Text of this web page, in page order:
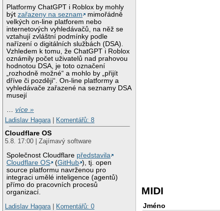
Platformy ChatGPT i Roblox by mohly
býtzařazeny na seznam
mimořádně
velkých on-line platforem nebo
internetových vyhledávačů, na něž se
vztahují zvláštní podmínky podle
nařízení o digitálních službách (DSA).
Vzhledem k tomu, že ChatGPT i Roblox
oznámily počet uživatelů nad prahovou
hodnotou DSA, je toto označení
„rozhodně možné“ a mohlo by „přijít
dříve či později“. On-line platformy a
vyhledávače zařazené na seznamy DSA
musejí
…více »
Ladislav Hagara| Komentářů: 8
Cloudflare OS
5.8. 17:00 | Zajímavý software
Společnost Cloudflare představila
Cloudflare OS
(GitHub ), tj. open
source platformu navrženou pro
integraci umělé inteligence (agentů)
přímo do pracovních procesů
organizací.
Ladislav Hagara| Komentářů: 0
MIDI
Jméno